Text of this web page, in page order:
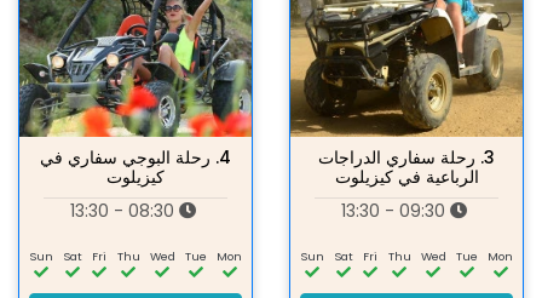
3. رحلة سفاري الدراجات
الرباعية في كيزيلوت
Mon
Tue
Wed
Thu
Fri
Sat
Sun
4. رحلة البوجي سفاري في
كيزيلوت
Mon
Tue
Wed
Thu
Fri
Sat
Sun